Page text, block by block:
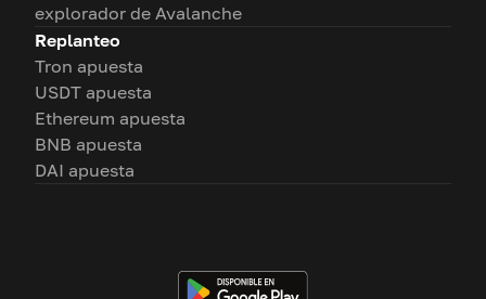
explorador de Avalanche
Replanteo
Tron apuesta
USDT apuesta
Ethereum apuesta
BNB apuesta
DAI apuesta